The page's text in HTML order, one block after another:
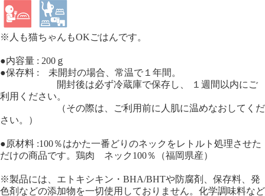
※人も猫ちゃんもOKごはんです。
●内容量 : 200ｇ
●保存料 : 未開封の場合、常温で１年間。
開封後は必ず冷蔵庫で保存し、 １週間以内にご
利用ください。
（その際は、ご利用前に人肌に温めなおしてくだ
さい。）
●原材料 :100％はかた一番どりのネックをレトルト処理させた
だけの商品です。鶏肉 ネック100％（福岡県産）
※製品には、エトキシキン・BHA/BHTや防腐剤、保存料、発
色剤などの添加物を一切使用しておりません。化学調味料など